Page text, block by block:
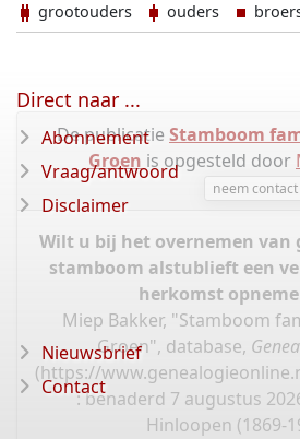
grootouders
ouders
De publicatie Stamboom
Groen is opgesteld door
neem contact
Wilt u bij het overnemen van
stamboom alstublieft een
herkomst
Miep Bakker, "Stamboom
Groen", database,
(https://
: benaderd 7 augustus
Hinloopen (1869-
Direct naar ...
Abonnement
Vraag/antwoord
Disclaimer
Nieuwsbrief
Contact